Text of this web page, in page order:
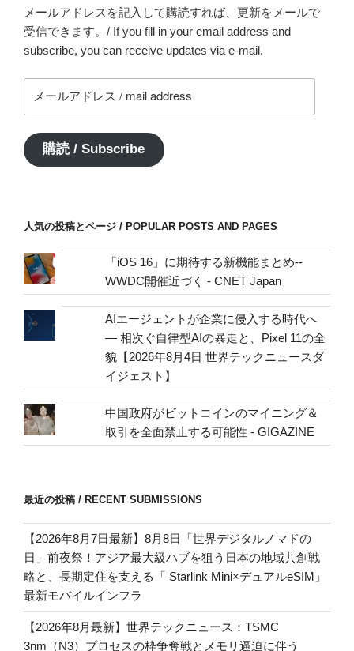
メールアドレスを記入して購読すれば、更新をメールで
受信できます。/ If you fill in your email address and
subscribe, you can receive updates via e-mail.
ー
ア
ド
address
購読 / Subscribe
人気の投稿とページ / POPULAR POSTS AND PAGES
「iOS 16」に期待する新機能まとめ--
WWDC開催近づく - CNET Japan
AIエージェントが企業に侵入する時代へ
— 相次ぐ自律型AIの暴走と、Pixel 11の全
貌【2026年8月4日 世界テックニュースダ
イジェスト】
中国政府がビットコインのマイニング＆
取引を全面禁止する可能性 - GIGAZINE
最近の投稿 / RECENT SUBMISSIONS
【2026年8月7日最新】8月8日「世界デジタルノマドの
日」前夜祭！アジア最大級ハブを狙う日本の地域共創戦
略と、長期定住を支える「 Starlink Mini×デュアルeSIM」
最新モバイルインフラ
【2026年8月最新】世界テックニュース：TSMC
3nm（N3）プロセスの枠争奪戦とメモリ逼迫に伴う